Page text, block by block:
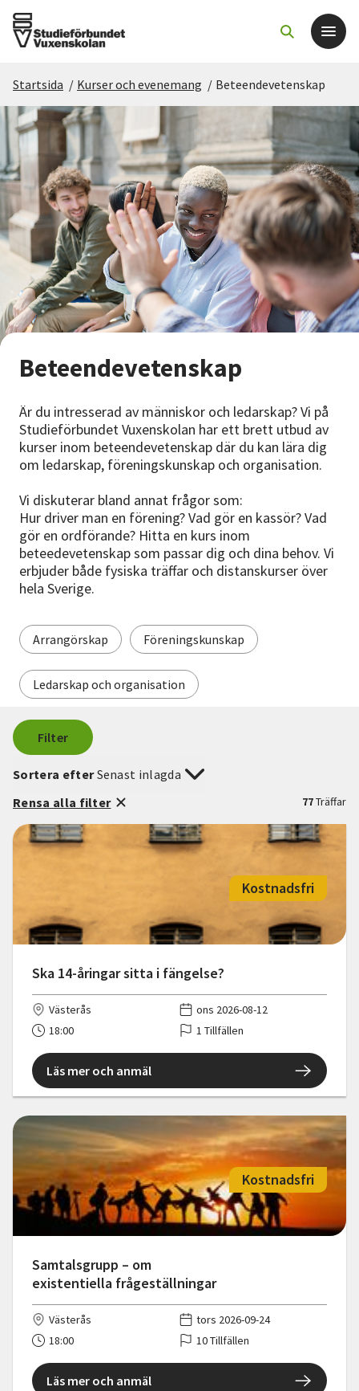
Det här gör vi
För dig som
Sök kurser och evenemang
Om SV
Starta studiecirkel
Cirkelledare
Nyheter
Avdelningar
Startsida / Kurser och evenemang / Beteendevetenskap
Beteendevetenskap
Är du intresserad av människor och ledarskap? Vi på
Studieförbundet Vuxenskolan har ett brett utbud av
kurser inom beteendevetenskap där du kan lära dig
om ledarskap, föreningskunskap och organisation.
Vi diskuterar bland annat frågor som:
Hur driver man en förening? Vad gör en kassör? Vad
gör en ordförande? Hitta en kurs inom
beteedevetenskap som passar dig och dina behov. Vi
erbjuder både fysiska träffar och distanskurser över
hela Sverige.
Arrangörskap Föreningskunskap
Ledarskap och organisation
Filter
77Träffar
Sortera efterSenast inlagda
Rensa alla filter
Ska 14-åringar sitta i fängelse?
Kostnadsfri
Västerås
ons 2026-08-12
18:00
1 Tillfällen
Läs mer och anmäl
Samtalsgrupp – om
existentiella frågeställningar
Kostnadsfri
Västerås
tors 2026-09-24
18:00
10 Tillfällen
Läs mer och anmäl